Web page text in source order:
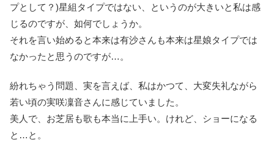
プとして？)星組タイプではない、というのが大きいと私は感
じるのですが、如何でしょうか。
それを言い始めると本来は有沙さんも本来は星娘タイプでは
なかったと思うのですが…。
紛れちゃう問題、実を言えば、私はかつて、大変失礼ながら
若い頃の実咲凜音さんに感じていました。
美人で、お芝居も歌も本当に上手い。けれど、ショーになる
と…と。